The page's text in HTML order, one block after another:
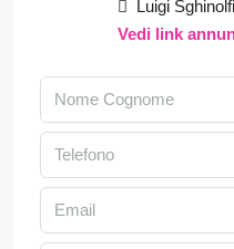
Luigi Sghinolfi
Vedi link